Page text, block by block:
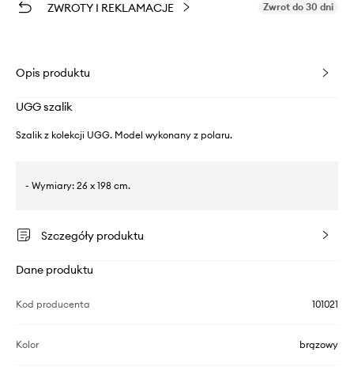
ZWROTY I REKLAMACJE Zwrot do 30 dni
Opis produktu
UGG szalik
Szalik z kolekcji UGG. Model wykonany z polaru.
- Wymiary: 26 x 198 cm.
Szczegóły produktu
Dane produktu
Kod producenta 101021
Kolor brązowy